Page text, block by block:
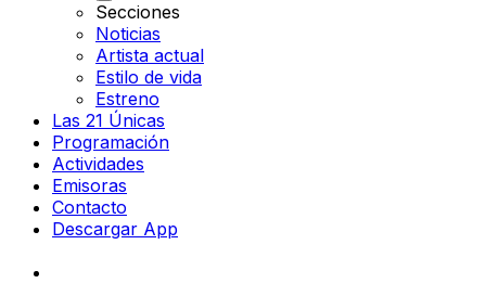
Secciones
Noticias
Artista actual
Estilo de vida
Estreno
Las 21 Únicas
Programación
Actividades
Emisoras
Contacto
Descargar App